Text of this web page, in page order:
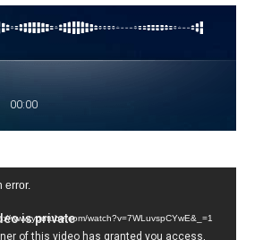
error.
www.youtube.com/watch?v=7WLuvspCYwE&_=1